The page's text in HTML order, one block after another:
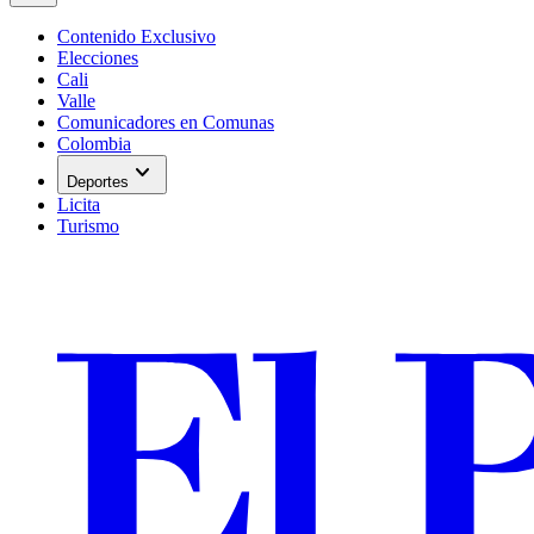
Contenido Exclusivo
Elecciones
Cali
Valle
Comunicadores en Comunas
Colombia
Deportes expand_more
Licita
Turismo